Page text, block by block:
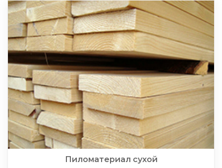
Пиломатериал сухой